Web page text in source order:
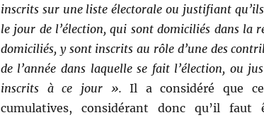
inscrits sur une liste électorale ou justifiant
le jour de l’élection, qui sont domiciliés dans la
domiciliés, y sont inscrits au rôle d’une des
de l’année dans laquelle se fait l’élection, ou
inscrits à ce jour ».Il a considéré que
cumulatives, considérant donc qu’il